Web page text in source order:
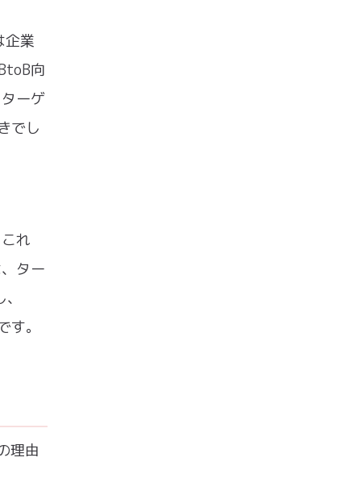
企業
向
ーゲ
でし
れ
ター
。
理由